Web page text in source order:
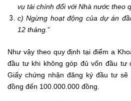
vụ tài chính đối với Nhà nước theo
c) Ngừng hoạt động của dự án
12 tháng.”
Như vậy theo quy định tại điểm a
đầu tư khi không góp đủ vốn đầu tư
Giấy chứng nhận đăng ký đầu tư
đồng đến 100.000.000 đồng.